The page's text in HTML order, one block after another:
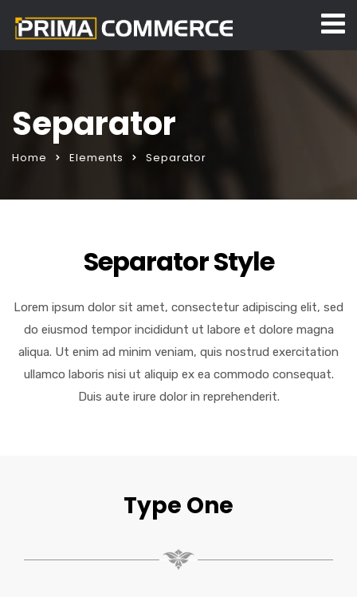
Separator
Home Elements Separator
Separator Style
Lorem ipsum dolor sit amet, consectetur adipiscing elit, sed
do eiusmod tempor incididunt ut labore et dolore magna
aliqua. Ut enim ad minim veniam, quis nostrud exercitation
ullamco laboris nisi ut aliquip ex ea commodo consequat.
Duis aute irure dolor in reprehenderit.
Type One